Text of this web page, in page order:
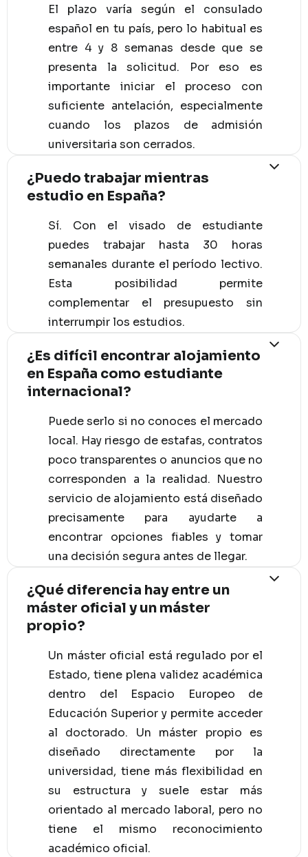
El plazo varía según el consulado
español en tu país, pero lo habitual es
entre 4 y 8 semanas desde que se
presenta la solicitud. Por eso es
importante iniciar el proceso con
suficiente antelación, especialmente
cuando los plazos de admisión
universitaria son cerrados.
¿Puedo trabajar mientras
estudio en España?
Sí. Con el visado de estudiante
puedes trabajar hasta 30 horas
semanales durante el período lectivo.
Esta posibilidad permite
complementar el presupuesto sin
interrumpir los estudios.
¿Es difícil encontrar alojamiento
en España como estudiante
internacional?
Puede serlo si no conoces el mercado
local. Hay riesgo de estafas, contratos
poco transparentes o anuncios que no
corresponden a la realidad. Nuestro
servicio de alojamiento está diseñado
precisamente para ayudarte a
encontrar opciones fiables y tomar
una decisión segura antes de llegar.
¿Qué diferencia hay entre un
máster oficial y un máster
propio?
Un máster oficial está regulado por el
Estado, tiene plena validez académica
dentro del Espacio Europeo de
Educación Superior y permite acceder
al doctorado. Un máster propio es
diseñado directamente por la
universidad, tiene más flexibilidad en
su estructura y suele estar más
orientado al mercado laboral, pero no
tiene el mismo reconocimiento
académico oficial.